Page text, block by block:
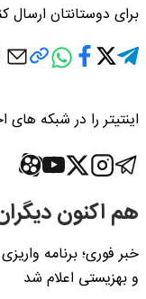
برای دوستانتان ارسال
اینتیتر را در شبکه های
هم اکنون
و بهزیستی اعلام شد